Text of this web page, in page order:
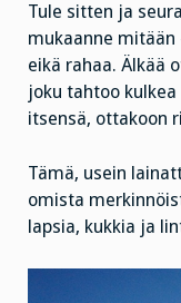
Tule sitten ja
mukaanne mitään
eikä rahaa. Älkää
joku tahtoo
itsensä, ottakoon
Tämä, usein
omista
lapsia, kukkia ja